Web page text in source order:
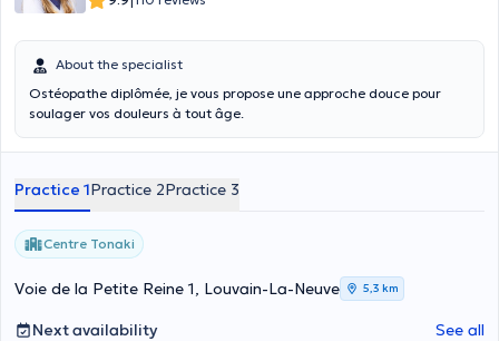
About the specialist
Ostéopathe diplômée, je vous propose une approche douce pour
soulager vos douleurs à tout âge.
Practice 1Practice 2Practice 3
Centre Tonaki
Voie de la Petite Reine 1, Louvain-La-Neuve 5,3 km
Next availability See all